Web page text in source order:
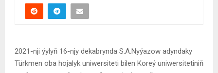
2021-nji ýylyň 16-njy dekabrynda S.A.Nyýazow adyndaky
Türkmen oba hojalyk uniwersiteti bilen Koreý uniwersitetiniň